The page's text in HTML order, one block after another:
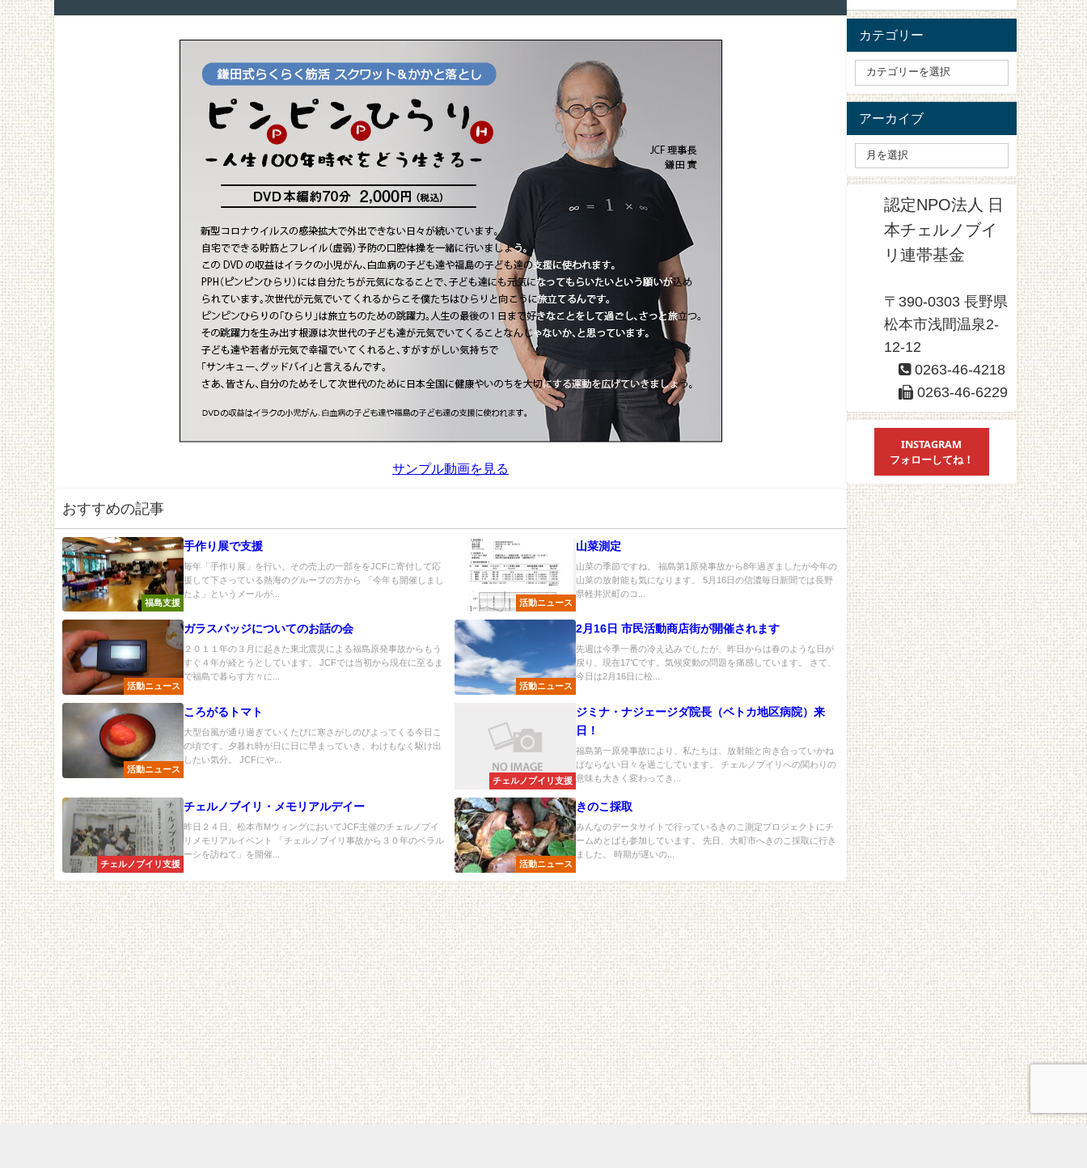
サンプル動画を見る
おすすめの記事
福島支援
手作り展で支援
毎年「手作り展」を行い、その売上の一部ををJCFに寄付して応
援して下さっている熱海のグループの方から 「今年も開催しまし
たよ」というメールが...
活動ニュース
山菜測定
山菜の季節ですね。 福島第1原発事故から8年過ぎましたが今年の
山菜の放射能も気になります。 5月16日の信濃毎日新聞では長野
県軽井沢町のコ...
活動ニュース
ガラスバッジについてのお話の会
２０１１年の３月に起きた東北震災による福島原発事故からもう
すぐ４年が経とうとしています。 JCFでは当初から現在に至るま
で福島で暮らす方々に...
活動ニュース
2月16日 市民活動商店街が開催されます
先週は今季一番の冷え込みでしたが、昨日からは春のような日が
戻り、現在17℃です。気候変動の問題を痛感しています。 さて、
今日は2月16日に松...
活動ニュース
ころがるトマト
大型台風が通り過ぎていくたびに寒さがしのびよってくる今日こ
の頃です。夕暮れ時が日に日に早まっていき、わけもなく駆け出
したい気分。 JCFにや...
チェルノブイリ支援
ジミナ・ナジェージダ院長（ベトカ地区病院）来
日！
福島第一原発事故により、私たちは、放射能と向き合っていかね
ばならない日々を過ごしています。 チェルノブイリへの関わりの
意味も大きく変わってき...
チェルノブイリ支援
チェルノブイリ・メモリアルデイー
昨日２４日、松本市MウィングにおいてJCF主催のチェルノブイ
リメモリアルイベント 「チェルノブイリ事故から３０年のベラル
ーシを訪ねて」を開催...
活動ニュース
きのこ採取
みんなのデータサイトで行っているきのこ測定プロジェクトにチ
ームめとばも参加しています。 先日、大町市へきのこ採取に行き
ました。 時期が遅いの...
カテゴリー
アーカイブ
認定NPO法人 日
本チェルノブイ
リ連帯基金
〒390-0303 長野県
松本市浅間温泉2-
12-12
0263-46-4218
0263-46-6229
INSTAGRAM
フォローしてね！